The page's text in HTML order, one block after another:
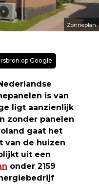
Zonneplan
op Google
is van
ligt aanzienlijk
zonder panelen
gaat het
van de huizen
uit een
onder 2159